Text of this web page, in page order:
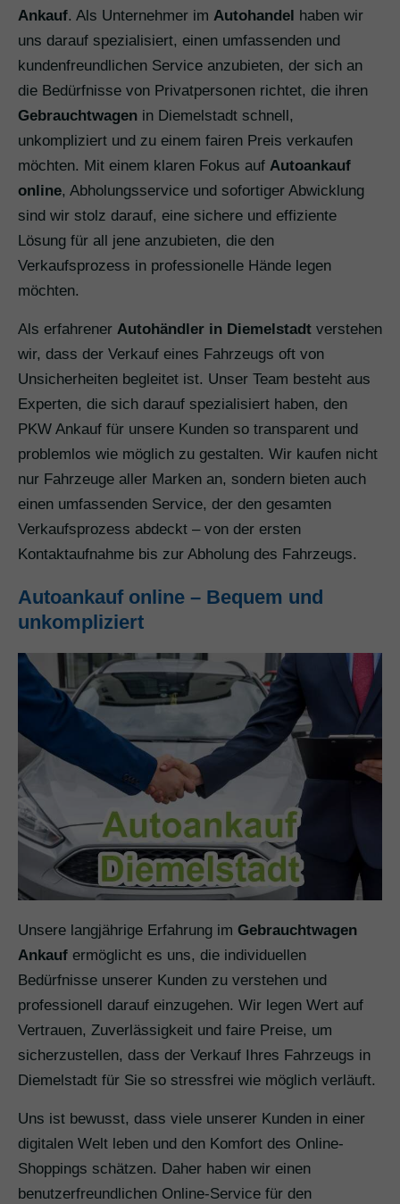
Ankauf. Als Unternehmer im Autohandel haben wir
uns darauf spezialisiert, einen umfassenden und
kundenfreundlichen Service anzubieten, der sich an
die Bedürfnisse von Privatpersonen richtet, die ihren
Gebrauchtwagen in Diemelstadt schnell,
unkompliziert und zu einem fairen Preis verkaufen
möchten. Mit einem klaren Fokus auf Autoankauf
online, Abholungsservice und sofortiger Abwicklung
sind wir stolz darauf, eine sichere und effiziente
Lösung für all jene anzubieten, die den
Verkaufsprozess in professionelle Hände legen
möchten.
Als erfahrener Autohändler in Diemelstadt verstehen
wir, dass der Verkauf eines Fahrzeugs oft von
Unsicherheiten begleitet ist. Unser Team besteht aus
Experten, die sich darauf spezialisiert haben, den
PKW Ankauf für unsere Kunden so transparent und
problemlos wie möglich zu gestalten. Wir kaufen nicht
nur Fahrzeuge aller Marken an, sondern bieten auch
einen umfassenden Service, der den gesamten
Verkaufsprozess abdeckt – von der ersten
Kontaktaufnahme bis zur Abholung des Fahrzeugs.
Autoankauf online – Bequem und
unkompliziert
Unsere langjährige Erfahrung im Gebrauchtwagen
Ankauf ermöglicht es uns, die individuellen
Bedürfnisse unserer Kunden zu verstehen und
professionell darauf einzugehen. Wir legen Wert auf
Vertrauen, Zuverlässigkeit und faire Preise, um
sicherzustellen, dass der Verkauf Ihres Fahrzeugs in
Diemelstadt für Sie so stressfrei wie möglich verläuft.
Uns ist bewusst, dass viele unserer Kunden in einer
digitalen Welt leben und den Komfort des Online-
Shoppings schätzen. Daher haben wir einen
benutzerfreundlichen Online-Service für den